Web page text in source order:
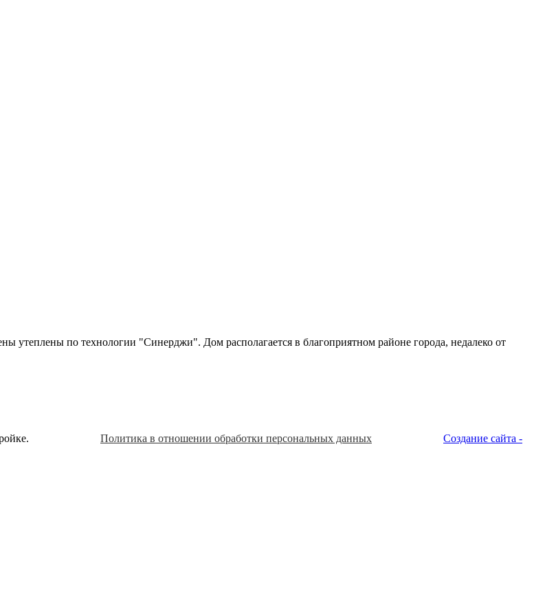
по технологии "Синерджи". Дом располагается в благоприятном районе города, недалеко от
Политика в отношении обработки персональных данных
Создание сайта -